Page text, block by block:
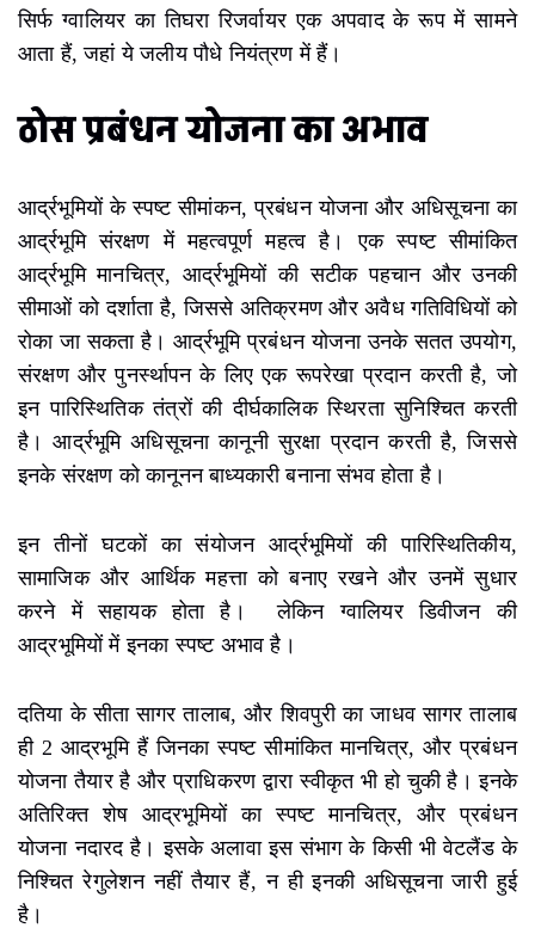
सिर्फ ग्वालियर का तिघरा रिजर्वायर एक अपवाद के रूप में सामने
आता हैं, जहां ये जलीय पौधे नियंत्रण में हैं।
ठोस प्रबंधन योजना का अभाव
आर्द्रभूमियों के स्पष्ट सीमांकन, प्रबंधन योजना और अधिसूचना का
आर्द्रभूमि संरक्षण में महत्वपूर्ण महत्व है। एक स्पष्ट सीमांकित
आर्द्रभूमि मानचित्र, आर्द्रभूमियों की सटीक पहचान और उनकी
सीमाओं को दर्शाता है, जिससे अतिक्रमण और अवैध गतिविधियों को
रोका जा सकता है। आर्द्रभूमि प्रबंधन योजना उनके सतत उपयोग,
संरक्षण और पुनर्स्थापन के लिए एक रूपरेखा प्रदान करती है, जो
इन पारिस्थितिक तंत्रों की दीर्घकालिक स्थिरता सुनिश्चित करती
है। आर्द्रभूमि अधिसूचना कानूनी सुरक्षा प्रदान करती है, जिससे
इनके संरक्षण को कानूनन बाध्यकारी बनाना संभव होता है।
इन तीनों घटकों का संयोजन आर्द्रभूमियों की पारिस्थितिकीय,
सामाजिक और आर्थिक महत्ता को बनाए रखने और उनमें सुधार
करने में सहायक होता है। लेकिन ग्वालियर डिवीजन की
आद्रभूमियों में इनका स्पष्ट अभाव है।
दतिया के सीता सागर तालाब, और शिवपुरी का जाधव सागर तालाब
ही 2 आद्रभूमि हैं जिनका स्पष्ट सीमांकित मानचित्र, और प्रबंधन
योजना तैयार है और प्राधिकरण द्वारा स्वीकृत भी हो चुकी है। इनके
अतिरिक्त शेष आद्रभूमियों का स्पष्ट मानचित्र, और प्रबंधन
योजना नदारद है। इसके अलावा इस संभाग के किसी भी वेटलैंड के
निश्चित रेगुलेशन नहीं तैयार हैं, न ही इनकी अधिसूचना जारी हुई
है।